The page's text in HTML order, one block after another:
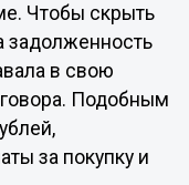
Чтобы скрыть
задолженность
в свою
Подобным
за покупку и